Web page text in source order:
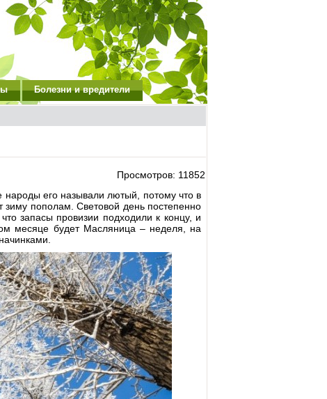
Болезни и вредители
Просмотров: 11852
его называли лютый, потому что в
зиму пополам. Световой день постепенно
запасы провизии подходили к концу, и
месяце будет Масляница – неделя, на